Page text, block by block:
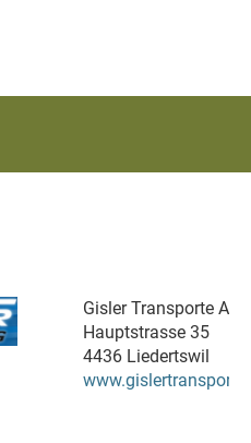
Gisler Transporte AG
Hauptstrasse 35
4436 Liedertswil